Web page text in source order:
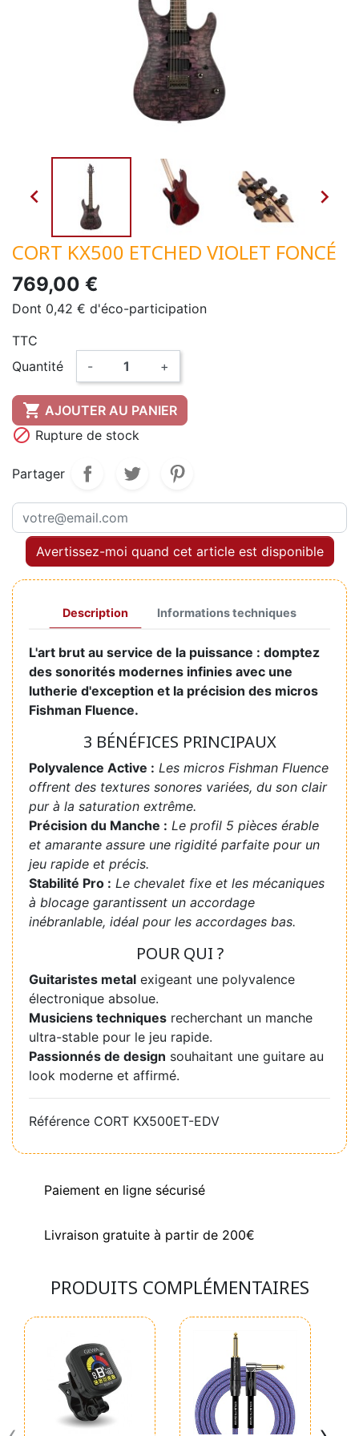
 
CORT KX500 ETCHED VIOLET FONCÉ
769,00 €
Dont 0,42 € d'éco-participation
TTC
Quantité
- +
 AJOUTER AU PANIER
 Rupture de stock
Partager
Avertissez-moi quand cet article est disponible
Description Informations techniques
L'art brut au service de la puissance : domptez
des sonorités modernes infinies avec une
lutherie d'exception et la précision des micros
Fishman Fluence.
3 BÉNÉFICES PRINCIPAUX
Polyvalence Active : Les micros Fishman Fluence
offrent des textures sonores variées, du son clair
pur à la saturation extrême.
Précision du Manche : Le profil 5 pièces érable
et amarante assure une rigidité parfaite pour un
jeu rapide et précis.
Stabilité Pro : Le chevalet fixe et les mécaniques
à blocage garantissent un accordage
inébranlable, idéal pour les accordages bas.
POUR QUI ?
Guitaristes metal exigeant une polyvalence
électronique absolue.
Musiciens techniques recherchant un manche
ultra-stable pour le jeu rapide.
Passionnés de design souhaitant une guitare au
look moderne et affirmé.
Référence CORT KX500ET-EDV
Paiement en ligne sécurisé
Livraison gratuite à partir de 200€
PRODUITS COMPLÉMENTAIRES